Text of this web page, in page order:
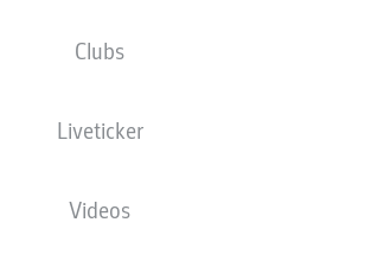
Clubs
Liveticker
Videos
wird 60 Minuten vor Anpfiff veröffentlicht.